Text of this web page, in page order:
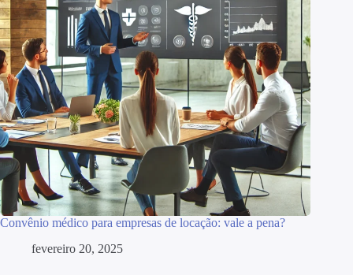
Convênio médico para empresas de locação: vale a pena?
fevereiro 20, 2025